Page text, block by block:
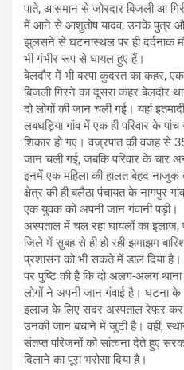
पाते, आसमान से जोरदार बिजली आ
में आने से आशुतोष यादव, उनके पुत्र
झुलसने से घटनास्थल पर ही दर्दनाक
भी गंभीर रूप से घायल हुए हैं।
बेलदौर में भी बरपा कुदरत का कहर,
बिजली गिरने का दूसरा कहर बेलदौर
दो लोगों की जान चली गई। यहां
लबघड़िया गांव में एक ही परिवार के
शिकार हो गए। वज्रपात की वजह से 35
जान चली गई, जबकि परिवार के चार
इनमें एक महिला की हालत बेहद नाजुक
क्षेत्र की ही बलैठा पंचायत के नागपुर
एक युवक को अपनी जान गंवानी पड़ी।
अस्पताल में चल रहा घायलों का इलाज,
जिले में सुबह से ही हो रही झमाझम
प्रशासन को भी सकते में डाल दिया
पर पुष्टि की है कि दो अलग-अलग
लोगों ने अपनी जान गंवाई है। घटना के
इलाज के लिए सदर अस्पताल रेफर कर
उनकी जान बचाने में जुटी है। वहीं,
संतप्त परिजनों को सांत्वना देते हुए
दिलाने का पूरा भरोसा दिया है।